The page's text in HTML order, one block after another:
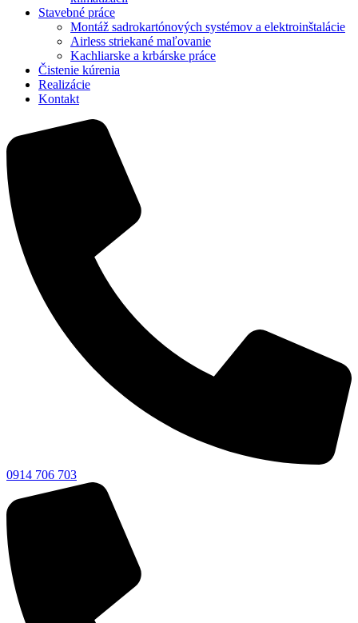
Stavebné práce
Montáž sadrokartónových systémov a elektroinštalácie
Airless striekané maľovanie
Kachliarske a krbárske práce
Čistenie kúrenia
Realizácie
Kontakt
0914 706 703